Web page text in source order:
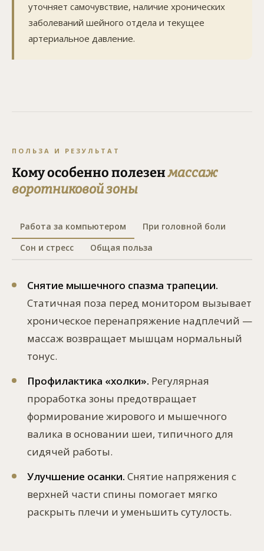
уточняет самочувствие, наличие хронических
заболеваний шейного отдела и текущее
артериальное давление.
ПОЛЬЗА И РЕЗУЛЬТАТ
Кому особенно полезенмассаж
воротниковой зоны
Работа за компьютером
При головной боли
Сон и стресс
Общая польза
Снятие мышечного спазма трапеции.
Статичная поза перед монитором вызывает
хроническое перенапряжение надплечий —
массаж возвращает мышцам нормальный
тонус.
Профилактика «холки». Регулярная
проработка зоны предотвращает
формирование жирового и мышечного
валика в основании шеи, типичного для
сидячей работы.
Улучшение осанки. Снятие напряжения с
верхней части спины помогает мягко
раскрыть плечи и уменьшить сутулость.